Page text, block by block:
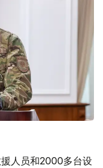
人员和2000多台设